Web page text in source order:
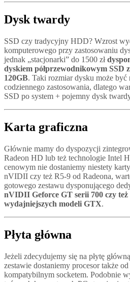
Dysk twardy
SSD czy tradycyjny HDD? Wzrost
komputerowego przy zastosowaniu
jednak „stacjonarki” do 1500 zł
dyskiem półprzewodnikowym SSD
120GB. Taki rozmiar dysku może być
codziennego zastosowania, dlatego
SSD po system + pojemny dysk
Karta graficzna
Głównie mamy do dyspozycji
Radeon HD lub też technologie Intel
cenowym nie dostaniemy niestety
nVIDII czy też R5-9 od Radeona,
gotowego zestawu dysponującego
nVIDII Geforce GT serii 700 czy też
wydajniejszych modeli GTX.
Płyta główna
Jeżeli zdecydujemy się na płytę
zestawie dostaniemy procesor także
kompatybilnym socketem. Podobnie